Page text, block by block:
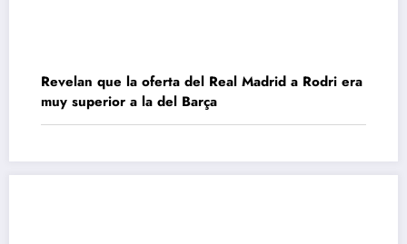
Revelan que la oferta del Real Madrid a Rodri era
muy superior a la del Barça